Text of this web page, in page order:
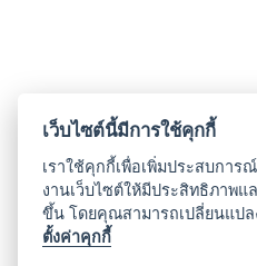
เกี่ยวกับเรา
เว็บไซต์นี้มีการใช้คุกกี้
เราใช้คุกกี้เพื่อเพิ่มประสบการ
งานเว็บไซต์ให้มีประสิทธิภาพแ
ขึ้น โดยคุณสามารถเปลี่ยนแป
ตั้งค่าคุกกี้